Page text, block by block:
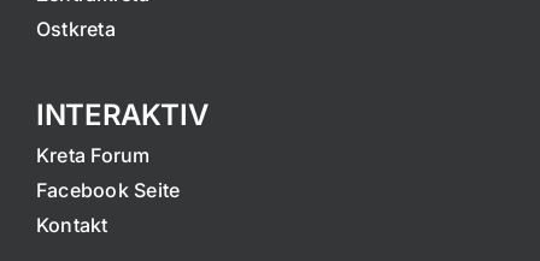
Ostkreta
INTERAKTIV
Kreta Forum
Facebook Seite
Kontakt